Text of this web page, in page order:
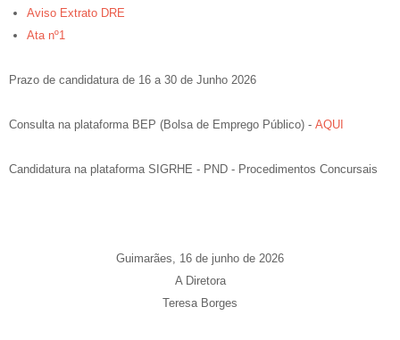
Aviso Extrato DRE
Ata nº1
Prazo de candidatura de 16 a 30 de Junho 2026
Consulta na plataforma BEP (Bolsa de Emprego Público) - AQUI
Candidatura na plataforma SIGRHE - PND - Procedimentos Concursais
Guimarães, 16 de junho de 2026
A Diretora
Teresa Borges